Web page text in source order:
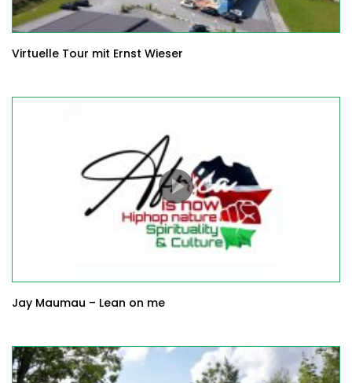
Virtuelle Tour mit Ernst Wieser
Jay Maumau – Lean on me